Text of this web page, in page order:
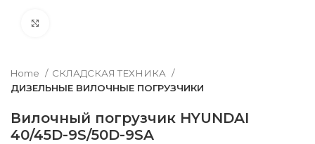
Home
СКЛАДСКАЯ ТЕХНИКА
ДИЗЕЛЬНЫЕ ВИЛОЧНЫЕ ПОГРУЗЧИКИ
Вилочный погрузчик HYUNDAI
40/45D-9S/50D-9SA